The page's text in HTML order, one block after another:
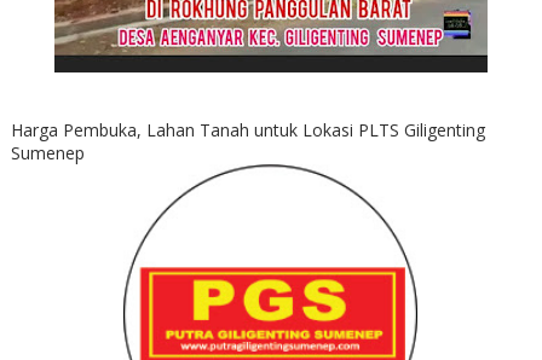
Harga Pembuka, Lahan Tanah untuk Lokasi PLTS Giligenting
Sumenep